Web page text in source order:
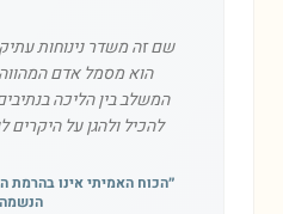
שם זה משדר נינוחות
הוא מסמל אדם המהווה
המשלב בין הליכה
להכיל ולהגן על היקרים
״הכוח האמיתי אינו בהרמת